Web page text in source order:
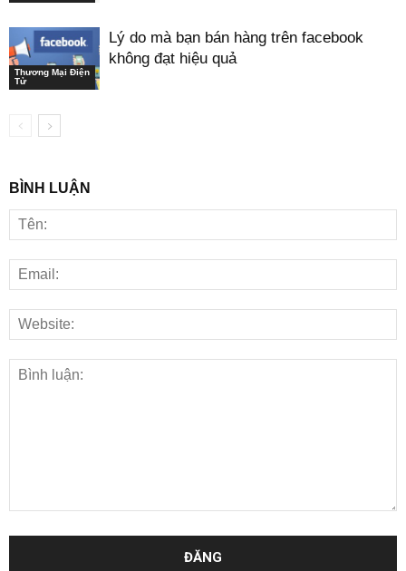
Thương Mại Điện
Tử
Lý do mà bạn bán hàng trên facebook
không đạt hiệu quả
BÌNH LUẬN